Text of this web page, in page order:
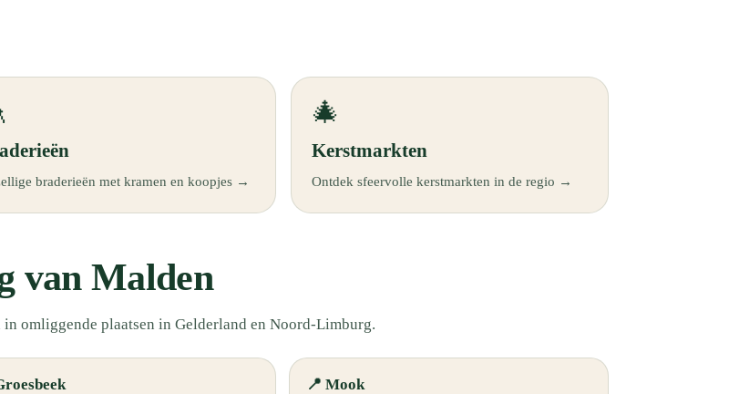
braderieën met kramen en koopjes →
🎄
Kerstmarkten
Ontdek sfeervolle kerstmarkten in de regio →
van Malden
omliggende plaatsen in Gelderland en Noord-Limburg.
📍 Mook